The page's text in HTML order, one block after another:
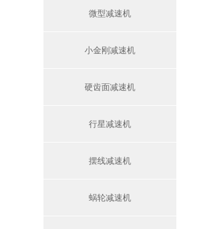
微型减速机
小金刚减速机
硬齿面减速机
行星减速机
摆线减速机
蜗轮减速机